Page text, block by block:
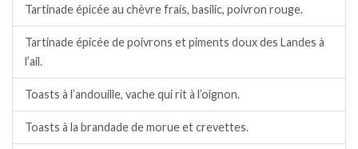
Tartinade épicée au chèvre frais, basilic, poivron rouge.
Tartinade épicée de poivrons et piments doux des Landes à
l’ail.
Toasts à l’andouille, vache qui rit à l’oignon.
Toasts à la brandade de morue et crevettes.